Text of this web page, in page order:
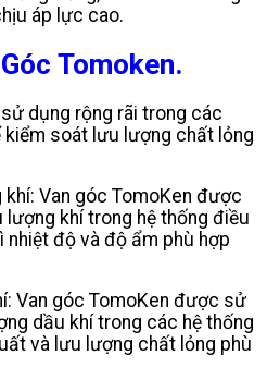
áp lực cao.
Tomoken.
dụng rộng rãi trong các
kiểm soát lưu lượng chất lỏng
khí: Van góc TomoKen được
lượng khí trong hệ thống điều
nhiệt độ và độ ẩm phù hợp
Van góc TomoKen được sử
dầu khí trong các hệ thống
và lưu lượng chất lỏng phù